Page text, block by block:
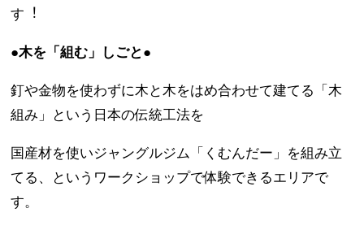
す︕
●木を「組む」しごと●
釘や金物を使わずに木と木をはめ合わせて建てる「木
組み」という日本の伝統工法を
国産材を使いジャングルジム「くむんだー」を組み立
てる、というワークショップで体験できるエリアで
す。